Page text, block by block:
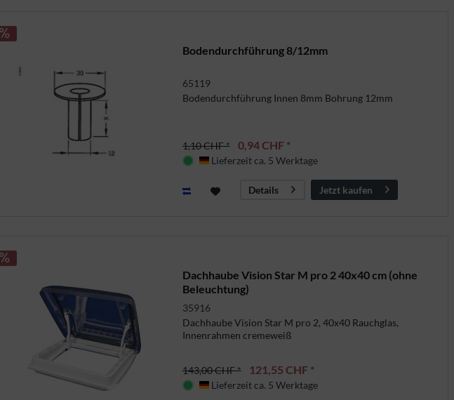
Bodendurchführung 8/12mm
65119
Bodendurchführung Innen 8mm Bohrung 12mm
1,10 CHF * 0,94 CHF *
Deutschland
Lieferzeit ca. 5 Werktage
Details Jetzt kaufen
Dachhaube Vision Star M pro 2 40x40 cm (ohne
Beleuchtung)
35916
Dachhaube Vision Star M pro 2, 40x40 Rauchglas,
Innenrahmen cremeweiß
143,00 CHF * 121,55 CHF *
Deutschland
Lieferzeit ca. 5 Werktage